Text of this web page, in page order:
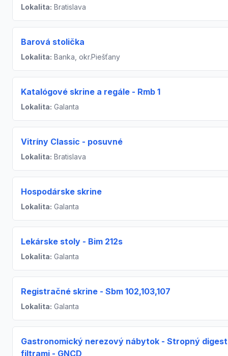
Lokalita: Bratislava
Barová stolička
Lokalita: Banka, okr.Piešťany
Katalógové skrine a regále - Rmb 1
Lokalita: Galanta
Vitríny Classic - posuvné
Lokalita: Bratislava
Hospodárske skrine
Lokalita: Galanta
Lekárske stoly - Bim 212s
Lokalita: Galanta
Registračné skrine - Sbm 102,103,107
Lokalita: Galanta
Gastronomický nerezový nábytok - Stropný
filtrami - GNCD